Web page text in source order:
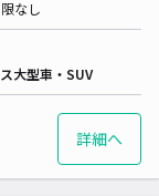
なし
大型車・SUV
詳細へ